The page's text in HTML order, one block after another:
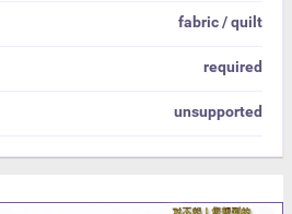
fabric / quilt
required
unsupported